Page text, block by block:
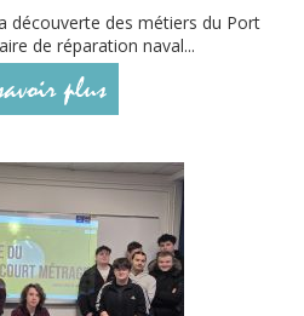
découverte des métiers du Port
de réparation naval...
plus